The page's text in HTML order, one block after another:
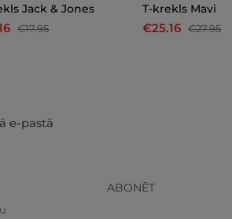
Jack & Jones
€17.95
T-krekls Mavi
€25.16 €27.95
e-pastā
ABONĒT